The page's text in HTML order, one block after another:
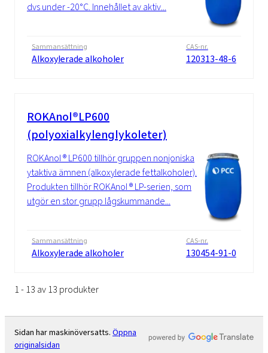
dvs under -20°C. Innehållet av aktiv...
Sammansättning
Alkoxylerade alkoholer
CAS-nr.
120313-48-6
ROKAnol®LP600
(polyoxialkylenglykoleter)
ROKAnol ® LP600 tillhör gruppen nonjoniska
ytaktiva ämnen (alkoxylerade fettalkoholer).
Produkten tillhör ROKAnol ® LP-serien, som
utgör en stor grupp lågskummande...
Sammansättning
Alkoxylerade alkoholer
CAS-nr.
130454-91-0
1 - 13 av 13 produkter
Sidan har maskinöversatts. Öppna
originalsidan